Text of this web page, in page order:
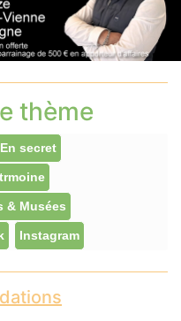
thème
En secret
& Musées
Instagram